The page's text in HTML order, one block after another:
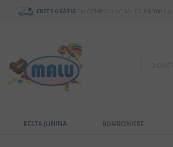
FRETE GRÁTIS EM COMPRAS ACIMA DE R$ 300
FESTA JUNINA BOMBONIERE
TERMOS MAIS BUSCADOS
2º